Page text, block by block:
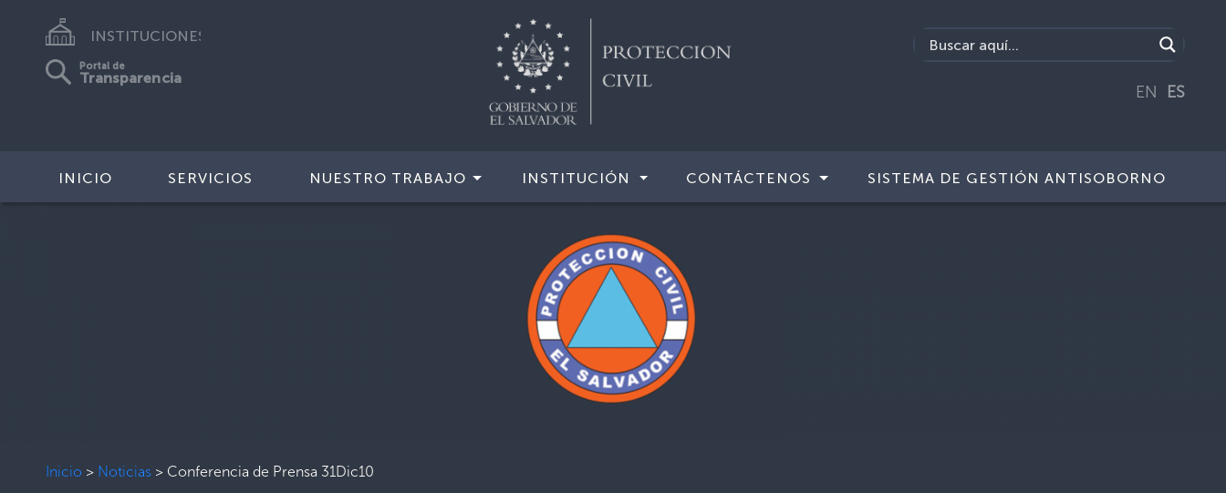
INSTITUCIONES
Portal de
Transparencia
EN ES
INICIO SERVICIOS NUESTRO TRABAJO INSTITUCIÓN CONTÁCTENOS SISTEMA DE GESTIÓN ANTISOBORNO
Inicio > Noticias > Conferencia de Prensa 31Dic10